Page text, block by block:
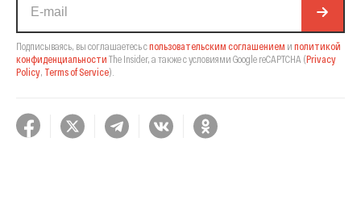
Подписываясь, вы соглашаетесь спользовательским соглашением и политикой
конфиденциальности The Insider, а также с условиями Google reCAPTCHA (Privacy
Policy Terms of Service).